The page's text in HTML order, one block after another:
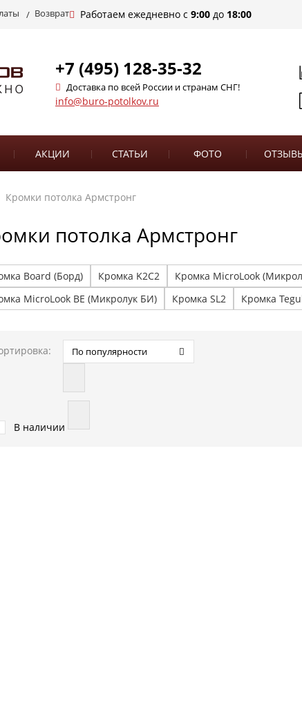
Работаем ежедневно с 9:00 до 18:00
Возврат
+7 (495) 128-35-32
Доставка по всей России и странам СНГ!
info@buro-potolkov.ru
АКЦИИ СТАТЬИ ФОТО
Кромки потолка Армстронг
потолка Армстронг
Board (Борд) Кромка K2C2 Кромка MicroLook
MicroLook BE (Микролук БИ)
Кромка SL2 Кромка
По популярности
В наличии